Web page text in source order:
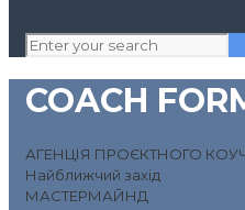
COACH
АГЕНЦІЯ ПРОЄКТНОГО
Найближчий захід
МАСТЕРМАЙНД